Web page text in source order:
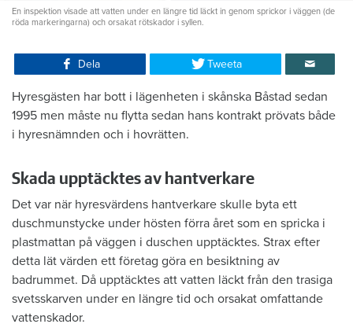
En inspektion visade att vatten under en längre tid läckt in genom sprickor i väggen (de
röda markeringarna) och orsakat rötskador i syllen.
Dela Tweeta
Hyresgästen har bott i lägenheten i skånska Båstad sedan
1995 men måste nu flytta sedan hans kontrakt prövats både
i hyresnämnden och i hovrätten.
Skada upptäcktes av hantverkare
Det var när hyresvärdens hantverkare skulle byta ett
duschmunstycke under hösten förra året som en spricka i
plastmattan på väggen i duschen upptäcktes. Strax efter
detta lät värden ett företag göra en besiktning av
badrummet. Då upptäcktes att vatten läckt från den trasiga
svetsskarven under en längre tid och orsakat omfattande
vattenskador.